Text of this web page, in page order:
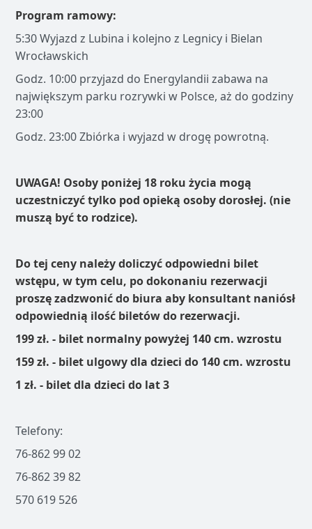
Program ramowy:
5:30 Wyjazd z Lubina i kolejno z Legnicy i Bielan
Wrocławskich
Godz. 10:00 przyjazd do Energylandii zabawa na
największym parku rozrywki w Polsce, aż do godziny
23:00
Godz. 23:00 Zbiórka i wyjazd w drogę powrotną.
UWAGA! Osoby poniżej 18 roku życia mogą
uczestniczyć tylko pod opieką osoby dorosłej. (nie
muszą być to rodzice).
Do tej ceny należy doliczyć odpowiedni bilet
wstępu, w tym celu, po dokonaniu rezerwacji
proszę zadzwonić do biura aby konsultant naniósł
odpowiednią ilość biletów do rezerwacji.
199 zł. - bilet normalny powyżej 140 cm. wzrostu
159 zł. - bilet ulgowy dla dzieci do 140 cm. wzrostu
1 zł. - bilet dla dzieci do lat 3
Telefony:
76-862 99 02
76-862 39 82
570 619 526